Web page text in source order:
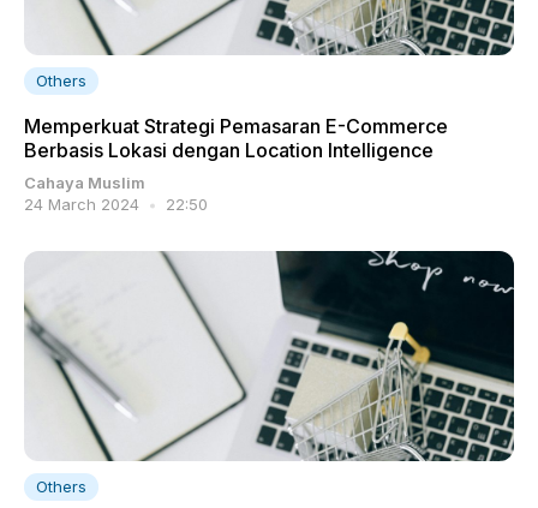
Others
Memperkuat Strategi Pemasaran E-Commerce
Berbasis Lokasi dengan Location Intelligence
Cahaya Muslim
24 March 2024
22:50
Others